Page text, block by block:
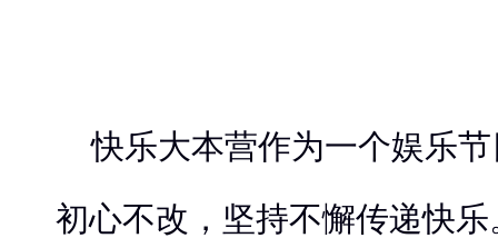
快乐大本营作为一个娱乐
初心不改，坚持不懈传递快